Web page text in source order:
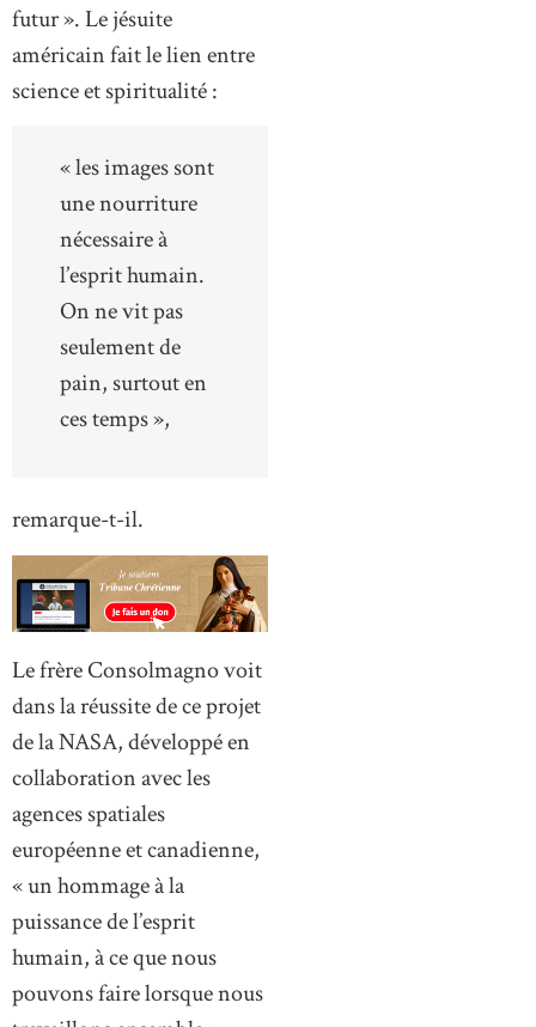
futur ». Le jésuite
américain fait le lien entre
science et spiritualité :
« les images sont
une nourriture
nécessaire à
l’esprit humain.
On ne vit pas
seulement de
pain, surtout en
ces temps »,
remarque-t-il.
Le frère Consolmagno voit
dans la réussite de ce projet
de la NASA, développé en
collaboration avec les
agences spatiales
européenne et canadienne,
« un hommage à la
puissance de l’esprit
humain, à ce que nous
pouvons faire lorsque nous